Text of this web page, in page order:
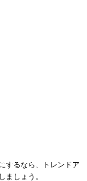
するなら、トレンドア
ましょう。